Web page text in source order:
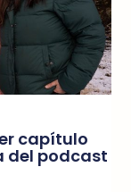
capítulo
del podcast